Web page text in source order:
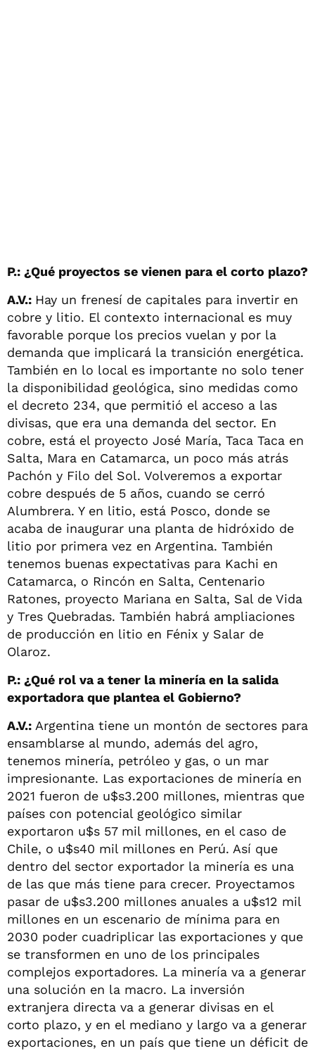
P.: ¿Qué proyectos se vienen para el corto plazo?
A.V.: Hay un frenesí de capitales para invertir en
cobre y litio. El contexto internacional es muy
favorable porque los precios vuelan y por la
demanda que implicará la transición energética.
También en lo local es importante no solo tener
la disponibilidad geológica, sino medidas como
el decreto 234, que permitió el acceso a las
divisas, que era una demanda del sector. En
cobre, está el proyecto José María, Taca Taca en
Salta, Mara en Catamarca, un poco más atrás
Pachón y Filo del Sol. Volveremos a exportar
cobre después de 5 años, cuando se cerró
Alumbrera. Y en litio, está Posco, donde se
acaba de inaugurar una planta de hidróxido de
litio por primera vez en Argentina. También
tenemos buenas expectativas para Kachi en
Catamarca, o Rincón en Salta, Centenario
Ratones, proyecto Mariana en Salta, Sal de Vida
y Tres Quebradas. También habrá ampliaciones
de producción en litio en Fénix y Salar de
Olaroz.
P.: ¿Qué rol va a tener la minería en la salida
exportadora que plantea el Gobierno?
A.V.: Argentina tiene un montón de sectores para
ensamblarse al mundo, además del agro,
tenemos minería, petróleo y gas, o un mar
impresionante. Las exportaciones de minería en
2021 fueron de u$s3.200 millones, mientras que
países con potencial geológico similar
exportaron u$s 57 mil millones, en el caso de
Chile, o u$s40 mil millones en Perú. Así que
dentro del sector exportador la minería es una
de las que más tiene para crecer. Proyectamos
pasar de u$s3.200 millones anuales a u$s12 mil
millones en un escenario de mínima para en
2030 poder cuadriplicar las exportaciones y que
se transformen en uno de los principales
complejos exportadores. La minería va a generar
una solución en la macro. La inversión
extranjera directa va a generar divisas en el
corto plazo, y en el mediano y largo va a generar
exportaciones, en un país que tiene un déficit de